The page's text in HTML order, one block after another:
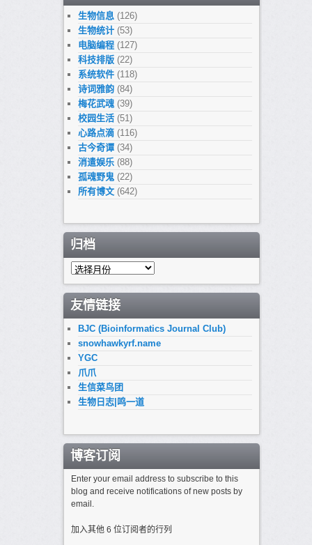
生物信息(126)
生物统计(53)
电脑编程(127)
科技排版(22)
系统软件(118)
诗词雅韵(84)
梅花武魂(39)
校园生活(51)
心路点滴(116)
古今奇谭(34)
消遣娱乐(88)
孤魂野鬼(22)
所有博文(642)
归档
归
友情链接
BJC (Bioinformatics Journal Club)
snowhawkyrf.name
YGC
爪爪
生信菜鸟团
生物日志|鸣一道
博客订阅
Enter your email address to subscribe to this
blog and receive notifications of new posts by
email.
加入其他 6 位订阅者的行列